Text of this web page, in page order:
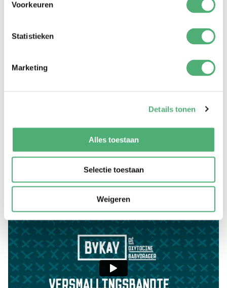
Voorkeuren
Statistieken
Marketing
Details tonen
Alles toestaan
Selectie toestaan
Weigeren
Gebruik het versmallingsbandje